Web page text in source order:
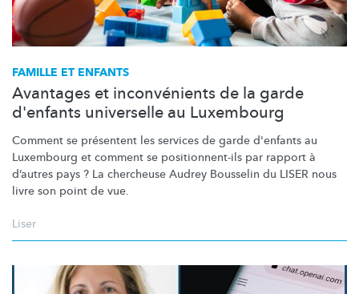
FAMILLE ET ENFANTS
Avantages et inconvénients de la garde
d'enfants universelle au Luxembourg
Comment se présentent les services de garde d'enfants au
Luxembourg et comment se positionnent-ils par rapport à
d’autres pays ? La chercheuse Audrey Bousselin du LISER nous
livre son point de vue.
Liser